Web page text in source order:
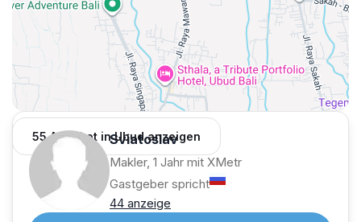
55 Angebot in Ubud anzeigen
Sviatoslav
Makler, 1 Jahr mit XMetr
Gastgeber spricht
44 anzeige